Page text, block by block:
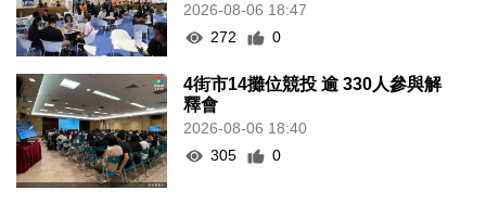
2026-08-06 18:47
272
0
4街市14攤位競投 逾 330人參與解
釋會
2026-08-06 18:40
305
0